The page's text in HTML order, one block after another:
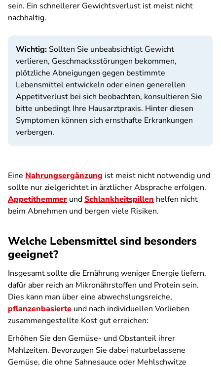
sein. Ein schnellerer Gewichtsverlust ist meist nicht
nachhaltig.
Wichtig: Sollten Sie unbeabsichtigt Gewicht
verlieren, Geschmacksstörungen bekommen,
plötzliche Abneigungen gegen bestimmte
Lebensmittel entwickeln oder einen generellen
Appetitverlust bei sich beobachten, konsultieren Sie
bitte unbedingt Ihre Hausarztpraxis. Hinter diesen
Symptomen können sich ernsthafte Erkrankungen
verbergen.
Eine Nahrungsergänzung ist meist nicht notwendig und
sollte nur zielgerichtet in ärztlicher Absprache erfolgen.
Appetithemmer undSchlankheitspillen helfen nicht
beim Abnehmen und bergen viele Risiken.
Welche Lebensmittel sind besonders
geeignet?
Insgesamt sollte die Ernährung weniger Energie liefern,
dafür aber reich an Mikronährstoffen und Protein sein.
Dies kann man über eine abwechslungsreiche,
pflanzenbasierte und nach individuellen Vorlieben
zusammengestellte Kost gut erreichen:
Erhöhen Sie den Gemüse- und Obstanteil ihrer
Mahlzeiten. Bevorzugen Sie dabei naturbelassene
Gemüse, die ohne Sahnesauce oder Mehlschwitze